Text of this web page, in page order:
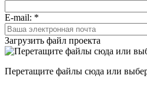
E-mail: *
Загрузить файл проекта
Перетащите файлы сюда или